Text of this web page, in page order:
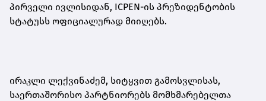
პირველი ივლისიდან, ICPEN-ის პრეზიდენტობის
სტატუსს ოფიციალურად მიიღებს.
ირაკლი ლექვინაძემ, სიტყვით გამოსვლისას,
საერთაშორისო პარტნიორებს მომხმარებელთა